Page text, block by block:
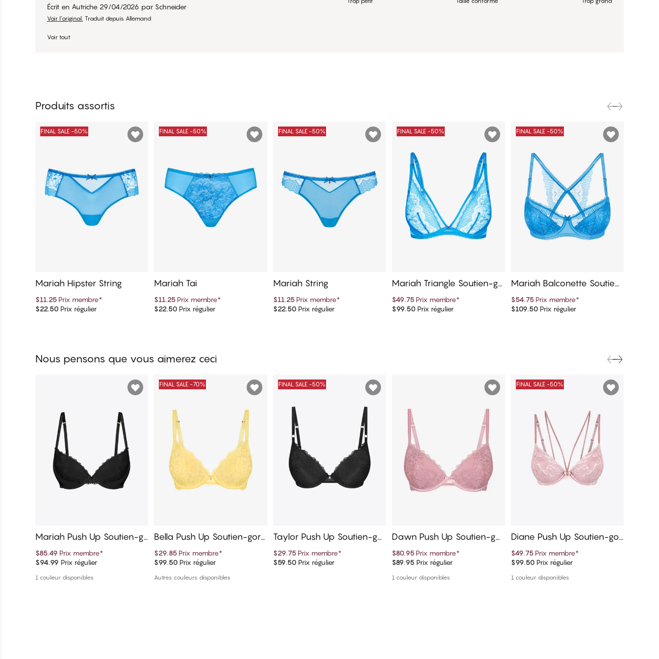
Écrit en Autriche 29/04/2026 par Schneider
Voir l’original. Traduit depuis Allemand
Voir tout
Produits assortis
Ajouter au panier
FINAL SALE -50%
Mariah Hipster String
$11.25 Prix membre*
$22.50 Prix régulier Ajouter au panier
FINAL SALE -50%
Mariah Tai
$11.25 Prix membre*
$22.50 Prix régulier Ajouter au panier
FINAL SALE -50%
Mariah String
$11.25 Prix membre*
$22.50Prix régulier Ajouter au panier
FINAL SALE -50%
Mariah Triangle Soutien-go
rge
$49.75 Prix membre*
$99.50 Prix régulier Ajouter au panier
FINAL SALE -50%
Mariah Balconette Soutien
-gorge
$54.75 Prix membre*
$109.50Prix régulier
Nous pensons que vous aimerez ceci
Ajouter au panier
Mariah Push Up Soutien-g
$85.49 Prix membre*
$94.99 Prix régulier
1 couleur disponibles
Ajouter au panier
FINAL SALE -70%
Bella Push Up Soutien-gorg
$29.85 Prix membre*
$99.50 Prix régulier
Autres couleurs disponibles
Ajouter au panier
FINAL SALE -50%
Taylor Push Up Soutien-gor
$29.75 Prix membre*
$59.50Prix régulier Ajouter au panier
Dawn Push Up Soutien-gor
$80.95 Prix membre*
$89.95 Prix régulier
1 couleur disponibles
Ajouter au panier
FINAL SALE -50%
Diane Push Up Soutien-gor
$49.75 Prix membre*
$99.50Prix régulier
1 couleur disponibles